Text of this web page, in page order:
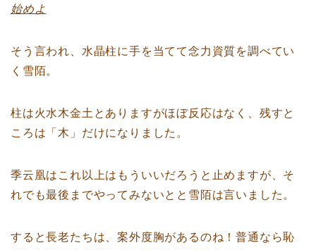
始めよ
そう言われ、水晶柱に手を当てて念力資質を調べてい
く雪陌。
柱は火水木金土とありますがほぼ反応はなく、残すと
ころは「木」だけになりました。
季云凰はこれ以上はもういいだろうと止めますが、そ
れでも最後までやってみないとと雪陌は言いました。
すると長老たちは、案外度胸があるのね！普通なら恥